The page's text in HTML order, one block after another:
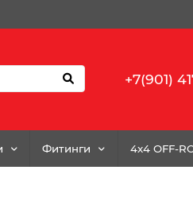
+7(901)
Фитинги 4x4 OFF-